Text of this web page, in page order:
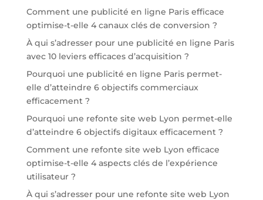
Comment une publicité en ligne Paris efficace
optimise-t-elle 4 canaux clés de conversion ?
À qui s’adresser pour une publicité en ligne Paris
avec 10 leviers efficaces d’acquisition ?
Pourquoi une publicité en ligne Paris permet-
elle d’atteindre 6 objectifs commerciaux
efficacement ?
Pourquoi une refonte site web Lyon permet-elle
d’atteindre 6 objectifs digitaux efficacement ?
Comment une refonte site web Lyon efficace
optimise-t-elle 4 aspects clés de l’expérience
utilisateur ?
À qui s’adresser pour une refonte site web Lyon